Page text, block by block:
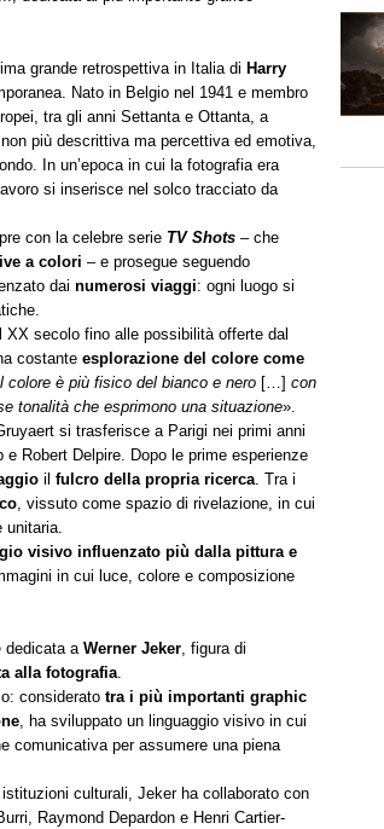
grande retrospettiva in Italia di Harry
Nato in Belgio nel 1941 e membro
tra gli anni Settanta e Ottanta, a
più descrittiva ma percettiva ed emotiva,
In un’epoca in cui la fotografia era
si inserisce nel solco tracciato da
con la celebre serie TV Shots – che
a colori – e prosegue seguendo
dai numerosi viaggi: ogni luogo si
XX secolo fino alle possibilità offerte dal
costante esplorazione del colore come
colore è più fisico del bianco e nero […] con
tonalità che esprimono una situazione».
si trasferisce a Parigi nei primi anni
Robert Delpire. Dopo le prime esperienze
il fulcro della propria ricerca. Tra i
, vissuto come spazio di rivelazione, in cui
unitaria.
visivo influenzato più dalla pittura e
in cui luce, colore e composizione
dedicata a Werner Jeker, figura di
alla fotografia.
considerato tra i più importanti graphic
, ha sviluppato un linguaggio visivo in cui
comunicativa per assumere una piena
culturali, Jeker ha collaborato con
Raymond Depardon e Henri Cartier-